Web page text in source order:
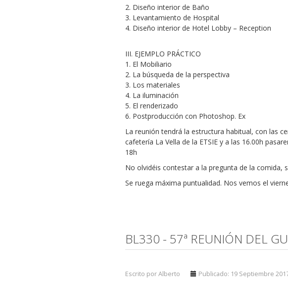
2. Diseño interior de Baño
3. Levantamiento de Hospital
4. Diseño interior de Hotel Lobby – Reception
III. EJEMPLO PRÁCTICO
1. El Mobiliario
2. La búsqueda de la perspectiva
3. Los materiales
4. La iluminación
5. El renderizado
6. Postproducción con Photoshop. Ex
La reunión tendrá la estructura habitual, con las
cafetería La Vella de la ETSIE y a las 16.00h
18h
No olvidéis contestar a la pregunta de la comida,
Se ruega máxima puntualidad. Nos vemos el
BL330 - 57ª REUNIÓN DEL
Escrito por Alberto Publicado: 19 Septiembre